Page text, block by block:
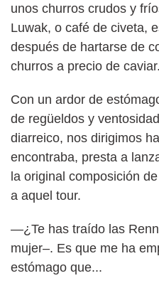
unos churros crudos y
Luwak, o café de civeta,
después de hartarse de
churros a precio de caviar.
Con un ardor de
de regüeldos y
diarreico, nos dirigimos
encontraba, presta a
la original composición
a aquel tour.
—¿Te has traído las
mujer–. Es que me ha
estómago que...